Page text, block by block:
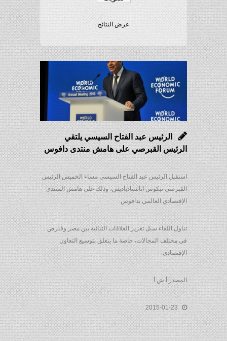
عرض النتائج
الرئيس عبد الفتاح السيسي يلتقي
الرئيس القبرصي على هامش منتدى دافوس
استقبل الرئيس عبد الفتاح السيسي مساء الخميس الرئيس
القبرصي نيكوس اناستادياديس، وذلك على هامش المنتدى
الإقتصادي العالمي بدافوس.
تناول اللقاء سبل تعزيز العلاقات الثنائية بين مصر وقبرص
في مختلف المجالات، خاصة ما يتعلق بتوسيع التعاون
الإقتصادي.
المصدر:أ ش أ
2015-01-23